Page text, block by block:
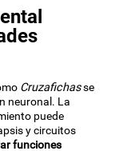
Cruzafichasse
neuronal. La
puede
y circuitos
funciones